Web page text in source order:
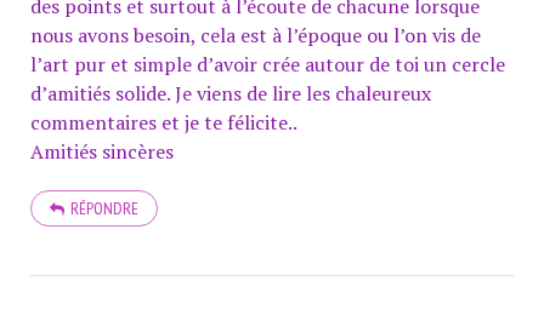
des points et surtout à l’écoute de chacune lorsque
nous avons besoin, cela est à l’époque ou l’on vis de
l’art pur et simple d’avoir crée autour de toi un cercle
d’amitiés solide. Je viens de lire les chaleureux
commentaires et je te félicite..
Amitiés sincères
RÉPONDRE